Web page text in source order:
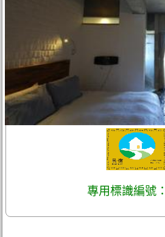
專用標識編號